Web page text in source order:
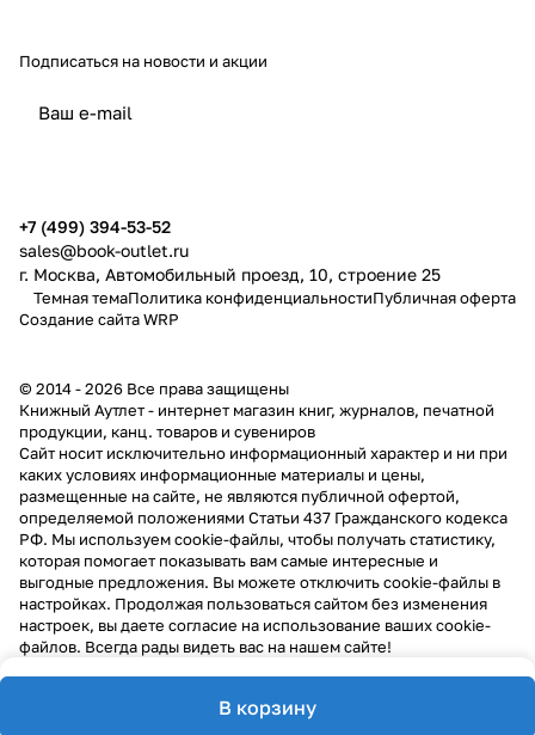
В корзину
Подписаться на новости и акции
+7 (499) 394-53-52
sales@book-outlet.ru
г. Москва, Автомобильный проезд, 10, строение 25
Темная темаПолитика конфиденциальностиПубличная оферта
Создание сайтаWRP
© 2014 - 2026 Все права защищены
Книжный Аутлет - интернет магазин книг, журналов, печатной
продукции, канц. товаров и сувениров
Cайт носит исключительно информационный характер и ни при
каких условиях информационные материалы и цены,
размещенные на сайте, не являются публичной офертой,
определяемой положениями Статьи 437 Гражданского кодекса
РФ. Мы используем cookie-файлы, чтобы получать статистику,
которая помогает показывать вам самые интересные и
выгодные предложения. Вы можете отключить cookie-файлы в
настройках. Продолжая пользоваться сайтом без изменения
настроек, вы даете согласие на использование ваших cookie-
файлов. Всегда рады видеть вас на нашем сайте!